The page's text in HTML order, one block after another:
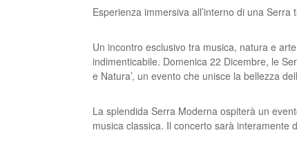
Esperienza immersiva all’interno di una
Un incontro esclusivo tra musica, natura e
indimenticabile. Domenica 22 Dicembre, le
e Natura’, un evento che unisce la bellezza
La splendida Serra Moderna ospiterà un
musicaclassica. Il concerto sarà interamente